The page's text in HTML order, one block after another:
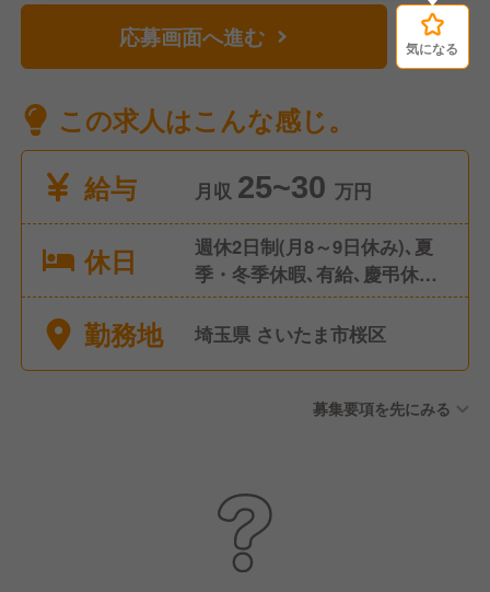
応募画面へ進む 気になる
この求人はこんな感じ。
給与
月収 25~30 万円
休日
週休2日制(月8～9日休み)､夏
季・冬季休暇､有給､慶弔休暇
等
勤務地 埼玉県 さいたま市桜区
募集要項を先にみる
気になる